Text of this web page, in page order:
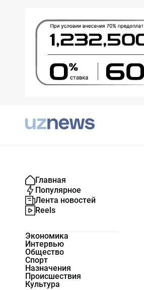
Главная
Популярное
Лента новостей
Reels
Экономика
Интервью
Общество
Спорт
Назначения
Происшествия
Культура